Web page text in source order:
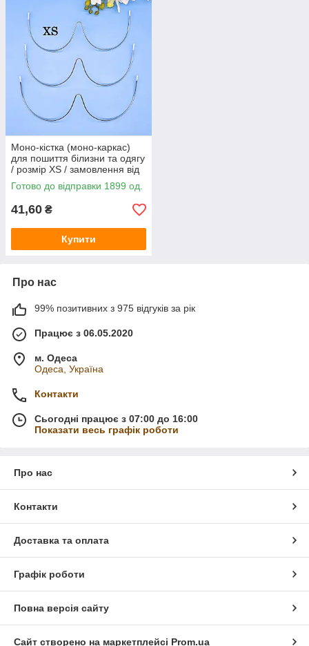
Моно-кістка (моно-каркас)
для пошиття білизни та одягу
/ розмір XS / замовлення від
1 штуки
Готово до відправки 1899 од.
41,60 ₴
Купити
Про нас
99% позитивних з 975 відгуків за рік
Працює з 06.05.2020
м. Одеса
Одеса, Україна
Контакти
Сьогодні працює з 07:00 до 16:00
Показати весь графік роботи
Про нас
Контакти
Доставка та оплата
Графік роботи
Повна версія сайту
Сайт створено на маркетплейсі Prom.ua